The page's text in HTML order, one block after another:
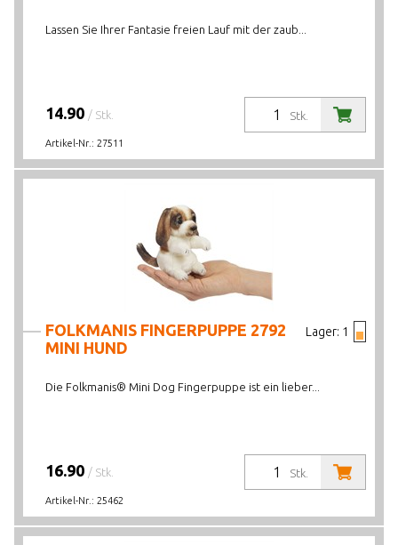
Lassen Sie Ihrer Fantasie freien Lauf mit der zaub...
Stk.
14.90 / Stk.
Artikel-Nr.: 27511
Lager: 1
FOLKMANIS FINGERPUPPE 2792
MINI HUND
Die Folkmanis® Mini Dog Fingerpuppe ist ein lieber...
Stk.
16.90 / Stk.
Artikel-Nr.: 25462